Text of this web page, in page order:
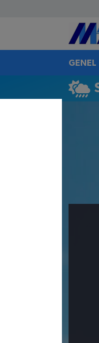
GENEL
Antalya Nöbetçi
Antalya Hava
Antalya Namaz